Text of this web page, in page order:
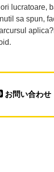
lucratoare,
sa spun,
お問い合わせ